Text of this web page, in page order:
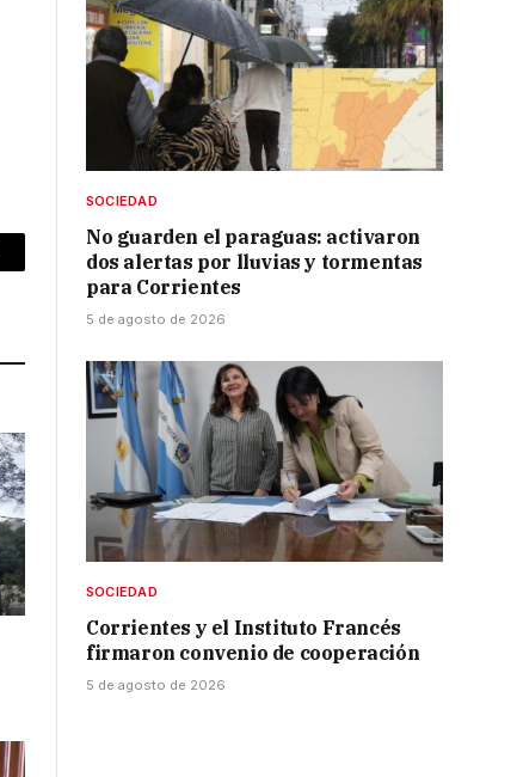
SOCIEDAD
No guarden el paraguas: activaron
dos alertas por lluvias y tormentas
para Corrientes
5 de agosto de 2026
SOCIEDAD
Corrientes y el Instituto Francés
firmaron convenio de cooperación
5 de agosto de 2026